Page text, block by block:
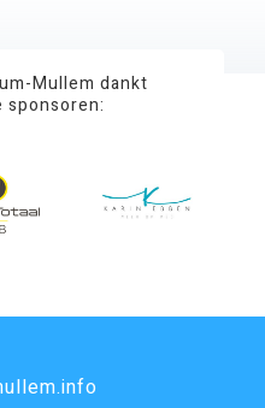
Mullem dankt
sponsoren: